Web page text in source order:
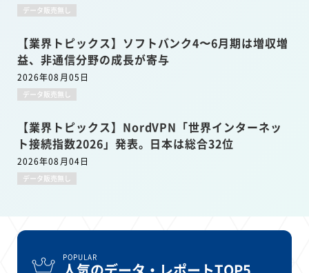
データ販売無し
【業界トピックス】ソフトバンク4〜6月期は増収増
益、非通信分野の成長が寄与
2026年08月05日
データ販売無し
【業界トピックス】NordVPN「世界インターネッ
ト接続指数2026」発表。日本は総合32位
2026年08月04日
データ販売無し
POPULAR